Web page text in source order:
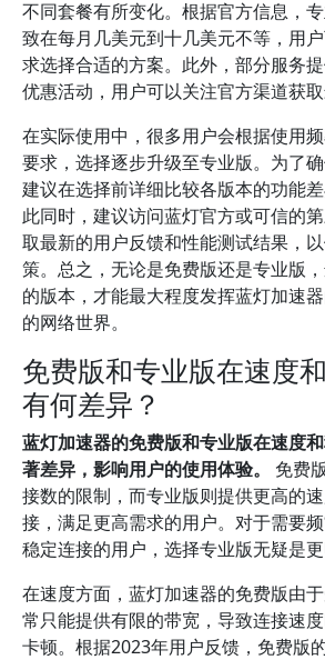
不同套餐有所变化。根据官方信息，
致在每月几美元到十几美元不等，用
求选择合适的方案。此外，部分服务
优惠活动，用户可以关注官方渠道获取
在实际使用中，很多用户会根据使用
要求，选择逐步升级至专业版。为了
建议在选择前详细比较各版本的功能
此同时，建议访问蓝灯官方或可信的
取最新的用户反馈和性能测试结果，
策。总之，无论是免费版还是专业版
的版本，才能最大程度发挥蓝灯加速
的网络世界。
免费版和专业版在速度
有何差异？
蓝灯加速器的免费版和专业版在速度
著差异，影响用户的使用体验。
免费
接数的限制，而专业版则提供更高的
接，满足更高需求的用户。对于需要
稳定连接的用户，选择专业版无疑是更
在速度方面，蓝灯加速器的免费版由
常只能提供有限的带宽，导致连接速
卡顿。根据2023年用户反馈，免费版